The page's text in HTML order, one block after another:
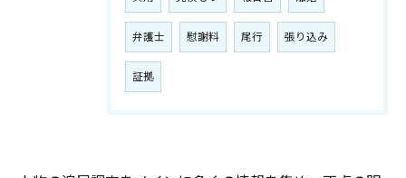
弁護士 慰謝料 尾行 張り込み
証拠